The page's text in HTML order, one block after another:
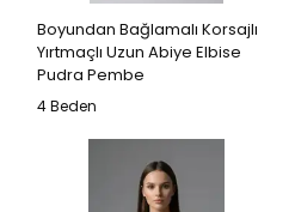
Boyundan Bağlamalı Korsajlı
Yırtmaçlı Uzun Abiye Elbise
Pudra Pembe
4 Beden